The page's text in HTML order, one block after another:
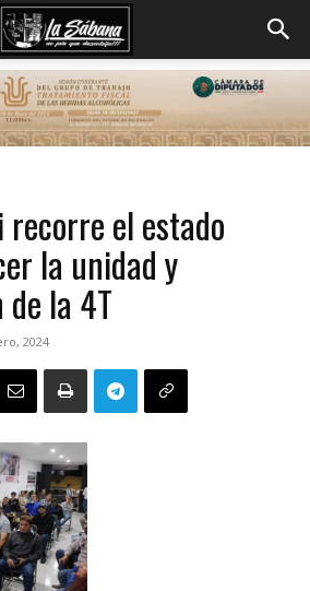
recorre el estado
la unidad y
la 4T
2024